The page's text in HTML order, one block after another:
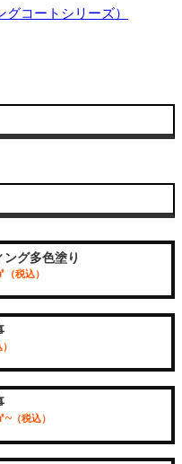
コートシリーズ）
ング多色塗り
（税込）
~（税込）